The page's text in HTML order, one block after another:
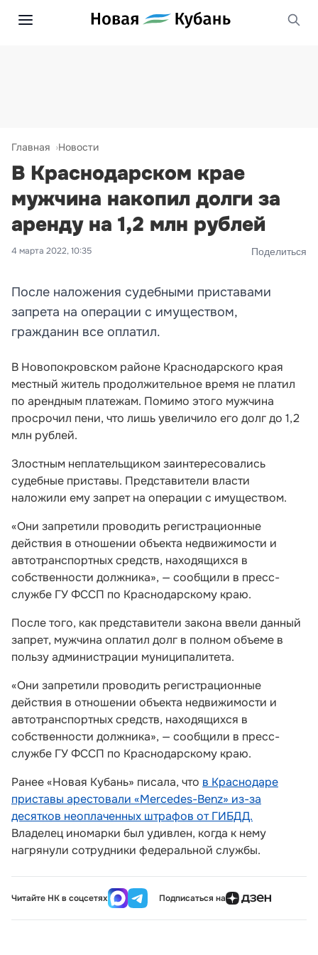
Главная Новости
В Краснодарском крае
мужчина накопил долги за
аренду на 1,2 млн рублей
4 марта 2022, 10:35 Поделиться
После наложения судебными приставами
запрета на операции с имуществом,
гражданин все оплатил.
В Новопокровском районе Краснодарского края
местный житель продолжительное время не платил
по арендным платежам. Помимо этого мужчина
просрочил пени, что лишь увеличило его долг до 1,2
млн рублей.
Злостным неплательщиком заинтересовались
судебные приставы. Представители власти
наложили ему запрет на операции с имуществом.
«Они запретили проводить регистрационные
действия в отношении объекта недвижимости и
автотранспортных средств, находящихся в
собственности должника», — сообщили в пресс-
службе ГУ ФССП по Краснодарскому краю.
После того, как представители закона ввели данный
запрет, мужчина оплатил долг в полном объеме в
пользу администрации муниципалитета.
«Они запретили проводить регистрационные
действия в отношении объекта недвижимости и
автотранспортных средств, находящихся в
собственности должника», — сообщили в пресс-
службе ГУ ФССП по Краснодарскому краю.
Ранее «Новая Кубань» писала, что в Краснодаре
приставы арестовали «Mercedes-Benz» из-за
десятков неоплаченных штрафов от ГИБДД.
Владелец иномарки был удивлен, когда к нему
нагрянули сотрудники федеральной службы.
Читайте НК в соцсетях Подписаться на